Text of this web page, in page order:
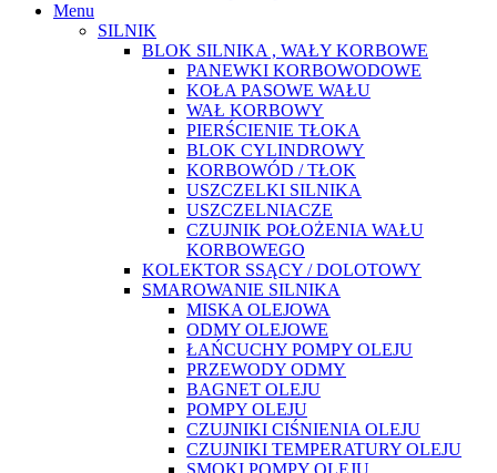
Menu
SILNIK
BLOK SILNIKA , WAŁY KORBOWE
PANEWKI KORBOWODOWE
KOŁA PASOWE WAŁU
WAŁ KORBOWY
PIERŚCIENIE TŁOKA
BLOK CYLINDROWY
KORBOWÓD / TŁOK
USZCZELKI SILNIKA
USZCZELNIACZE
CZUJNIK POŁOŻENIA WAŁU
KORBOWEGO
KOLEKTOR SSĄCY / DOLOTOWY
SMAROWANIE SILNIKA
MISKA OLEJOWA
ODMY OLEJOWE
ŁAŃCUCHY POMPY OLEJU
PRZEWODY ODMY
BAGNET OLEJU
POMPY OLEJU
CZUJNIKI CIŚNIENIA OLEJU
CZUJNIKI TEMPERATURY OLEJU
SMOKI POMPY OLEJU